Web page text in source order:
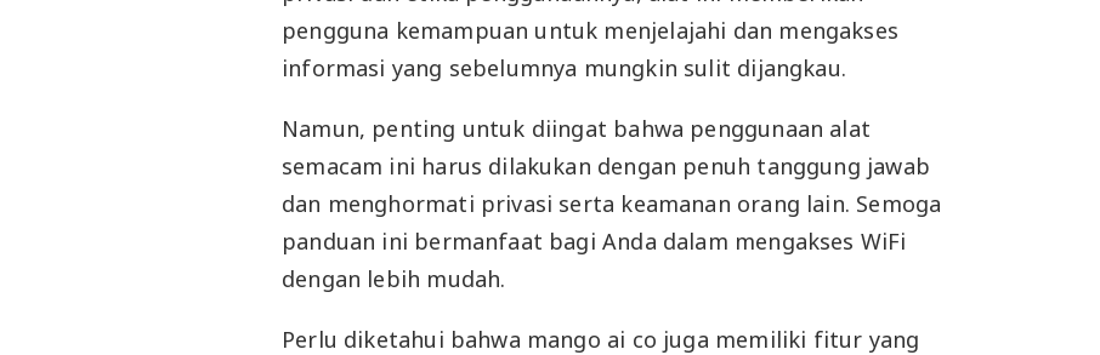
pengguna kemampuan untuk menjelajahi dan mengakses
informasi yang sebelumnya mungkin sulit dijangkau.
Namun, penting untuk diingat bahwa penggunaan alat
semacam ini harus dilakukan dengan penuh tanggung jawab
dan menghormati privasi serta keamanan orang lain. Semoga
panduan ini bermanfaat bagi Anda dalam mengakses WiFi
dengan lebih mudah.
Perlu diketahui bahwa mango ai co juga memiliki fitur yang